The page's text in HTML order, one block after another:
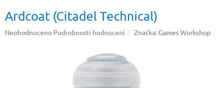
Ardcoat (Citadel Technical)
Průměrné
Neohodnoceno Podrobnosti hodnocení Značka: Games Workshop